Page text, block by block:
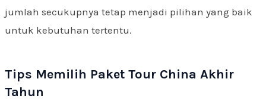
jumlah secukupnya tetap menjadi pilihan yang baik
untuk kebutuhan tertentu.
Tips Memilih Paket Tour China Akhir
Tahun